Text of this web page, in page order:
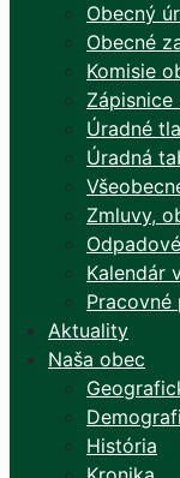
Obecný
Obecné
Komisie
Úradné
Úradná
Zmluvy,
Kalendár
Aktuality
Naša obec
História